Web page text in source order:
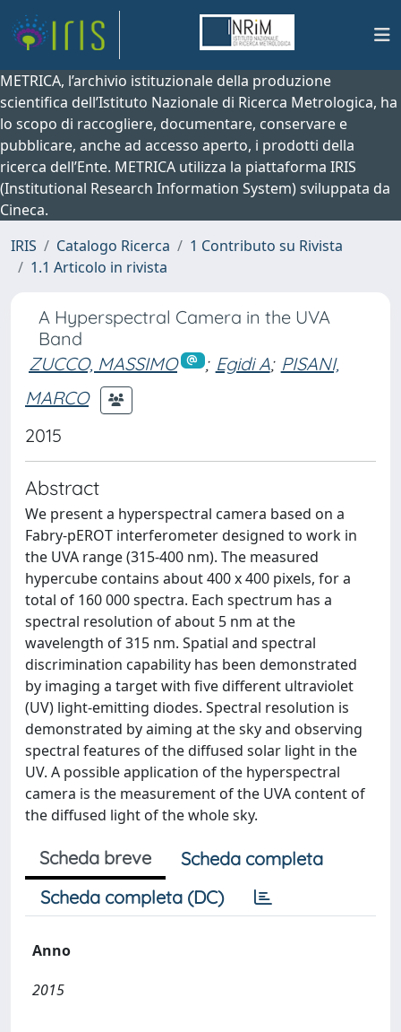
METRICA, l’archivio istituzionale della produzione
scientifica dell’Istituto Nazionale di Ricerca Metrologica, ha
lo scopo di raccogliere, documentare, conservare e
pubblicare, anche ad accesso aperto, i prodotti della
ricerca dell’Ente. METRICA utilizza la piattaforma IRIS
(Institutional Research Information System) sviluppata da
Cineca.
IRIS
Catalogo Ricerca
1 Contributo su Rivista
1.1 Articolo in rivista
A Hyperspectral Camera in the UVA
Band
ZUCCO, MASSIMO
; Egidi A; PISANI,
MARCO
2015
Abstract
We present a hyperspectral camera based on a
Fabry-pEROT interferometer designed to work in
the UVA range (315-400 nm). The measured
hypercube contains about 400 x 400 pixels, for a
total of 160 000 spectra. Each spectrum has a
spectral resolution of about 5 nm at the
wavelength of 315 nm. Spatial and spectral
discrimination capability has been demonstrated
by imaging a target with five different ultraviolet
(UV) light-emitting diodes. Spectral resolution is
demonstrated by aiming at the sky and observing
spectral features of the diffused solar light in the
UV. A possible application of the hyperspectral
camera is the measurement of the UVA content of
the diffused light of the whole sky.
Scheda breve
Scheda completa
Scheda completa (DC)
Anno
2015